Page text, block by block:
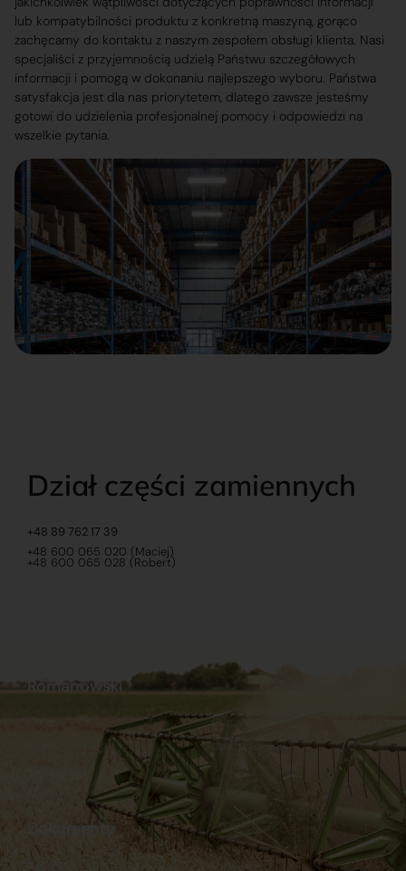
lub kompatybilności produktu z konkretną maszyną, gorąco
zachęcamy do kontaktu z naszym zespołem obsługi klienta. Nasi
specjaliści z przyjemnością udzielą Państwu szczegółowych
informacji i pomogą w dokonaniu najlepszego wyboru. Państwa
satysfakcja jest dla nas priorytetem, dlatego zawsze jesteśmy
gotowi do udzielenia profesjonalnej pomocy i odpowiedzi na
wszelkie pytania.
Dział części zamiennych
+48 89 762 17 39
+48 600 065 020 (Maciej)
+48 600 065 028 (Robert)
Dokumenty
Regulamin Dostawy
Romanowski
Sklep internetowy
Praca
Ubezpieczenia